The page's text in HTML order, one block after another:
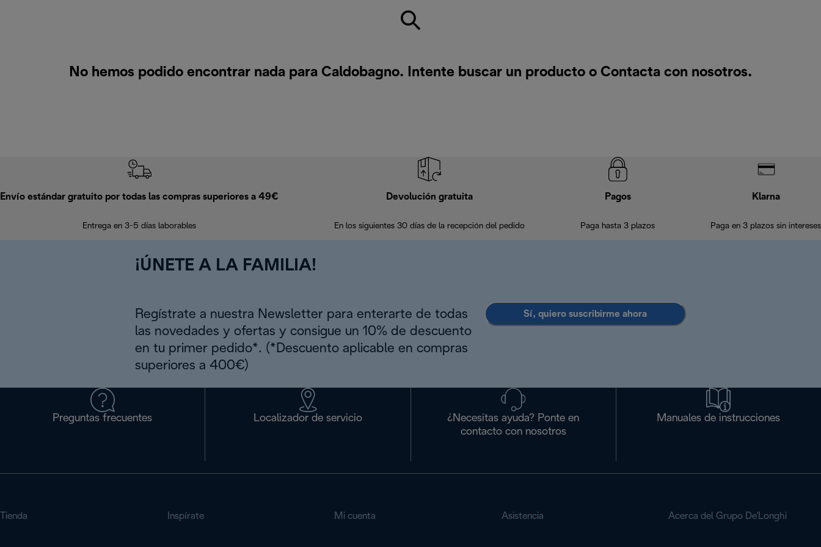
No hemos podido encontrar nada para Caldobagno. Intente buscar un producto o Contacta con nosotros.
Envío estándar gratuito por todas las compras superiores a 49€
Entrega en 3-5 días laborables
Devolución gratuita
En los siguientes 30 días de la recepción del pedido
Pagos
Paga hasta 3 plazos
Klarna
Paga en 3 plazos sin intereses
¡ÚNETE A LA FAMILIA!
Regístrate a nuestra Newsletter para enterarte de todas
las novedades y ofertas y consigue un 10% de descuento
en tu primer pedido*. (*Descuento aplicable en compras
superiores a 400€)
Sí, quiero suscribirme ahora
Preguntas frecuentes Localizador de servicio
¿Necesitas ayuda? Ponte en
contacto con nosotros
Manuales de instrucciones
Tienda Inspírate Mi cuenta Asistencia Acerca del Grupo De'Longhi